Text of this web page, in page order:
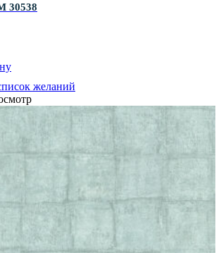
30538
желаний